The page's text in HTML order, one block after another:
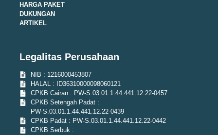
HARGA PAKET
DUKUNGAN
ARTIKEL
Legalitas Perusahaan
NIB : 1216000453807
HALAL : ID36310000098060121
CPKB Cairan : PW-S.03.01.1.44.441.12.22-0457
CPKB Setengah Padat :
PW-S.03.01.1.44.441.12.22-0439
CPKB Padat : PW-S.03.01.1.44.441.12.22-0442
CPKB Serbuk :